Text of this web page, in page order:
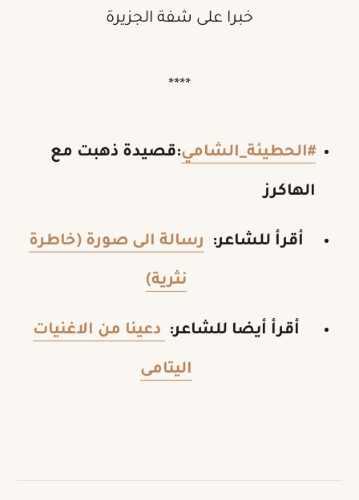
خبرا على شفة الجزيرة
****
#الحطيئة_الشامي:قصيدة ذهبت مع
الهاكرز
أقرأ للشاعر: رسالة الى صورة (خاطرة
نثرية)
أقرأ أيضا للشاعر: دعينا من الاغنيات
اليتامى